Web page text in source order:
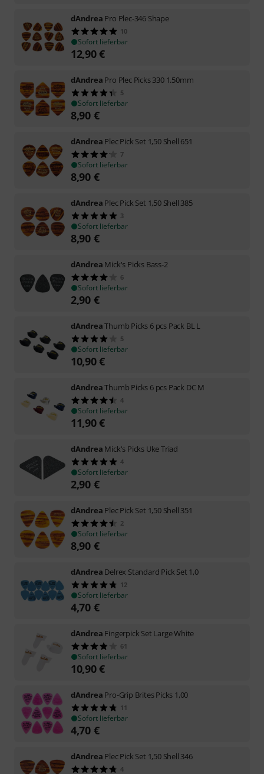
dAndrea Pro Plec-346 Shape
10
Sofort lieferbar
12,90€
dAndrea Pro Plec Picks 330 1.50mm
5
Sofort lieferbar
8,90 €
dAndrea Plec Pick Set 1,50 Shell 651
7
Sofort lieferbar
8,90 €
dAndrea Plec Pick Set 1,50 Shell 385
3
Sofort lieferbar
8,90 €
dAndrea Mick's Picks Bass-2
6
Sofort lieferbar
2,90 €
dAndreaThumb Picks 6 pcs Pack BL L
5
Sofort lieferbar
10,90€
dAndreaThumb Picks 6 pcs Pack DC M
4
Sofort lieferbar
11,90€
dAndrea Mick's Picks Uke Triad
4
Sofort lieferbar
2,90 €
dAndrea Plec Pick Set 1,50 Shell 351
2
Sofort lieferbar
8,90 €
dAndrea Delrex Standard Pick Set 1,0
12
Sofort lieferbar
4,70 €
dAndrea Fingerpick Set Large White
61
Sofort lieferbar
10,90€
dAndrea Pro-Grip Brites Picks 1,00
11
Sofort lieferbar
4,70 €
dAndrea Plec Pick Set 1,50 Shell 346
4